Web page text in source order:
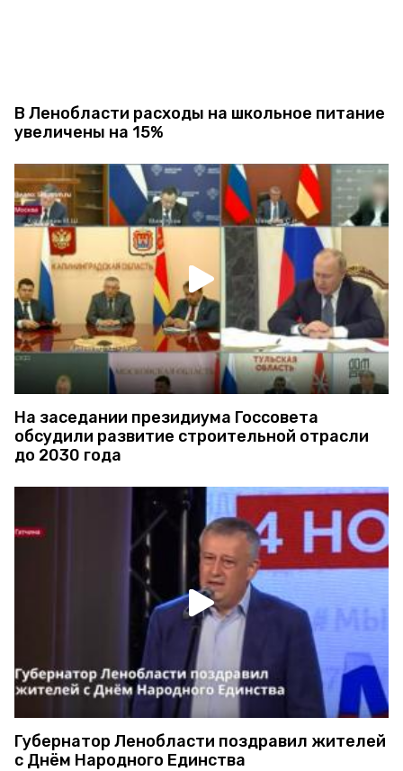
В Ленобласти расходы на школьное питание
увеличены на 15%
На заседании президиума Госсовета
обсудили развитие строительной отрасли
до 2030 года
Губернатор Ленобласти поздравил жителей
с Днём Народного Единства